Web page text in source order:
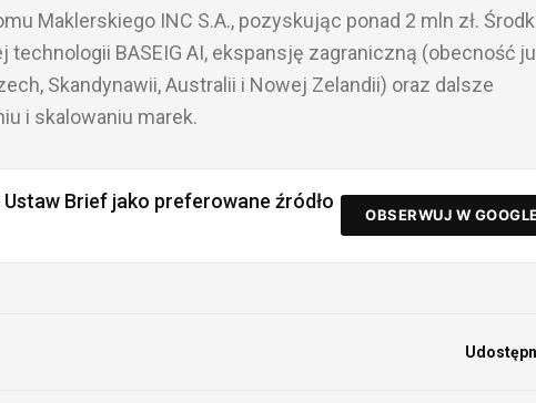
Maklerskiego INC S.A., pozyskując ponad 2 mln zł.
BASEIG AI, ekspansję zagraniczną (obecność
Skandynawii, Australii i Nowej Zelandii) oraz dalsze
i skalowaniu marek.
Brief jako preferowane źródło
OBSERWUJ W